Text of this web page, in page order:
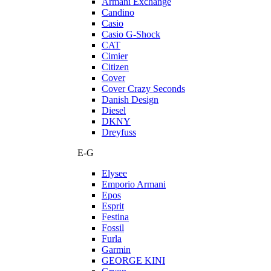
Candino
Casio
Casio G-Shock
CAT
Cimier
Citizen
Cover
Cover Crazy Seconds
Danish Design
Diesel
DKNY
Dreyfuss
E-G
Elysee
Emporio Armani
Epos
Esprit
Festina
Fossil
Furla
Garmin
GEORGE KINI